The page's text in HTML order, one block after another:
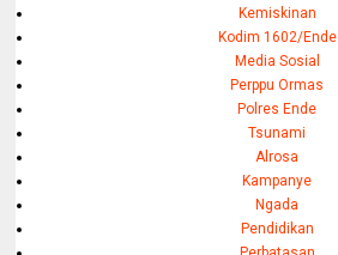
Kemiskinan
Kodim 1602/Ende
Media Sosial
Perppu Ormas
Polres Ende
Tsunami
Alrosa
Kampanye
Ngada
Pendidikan